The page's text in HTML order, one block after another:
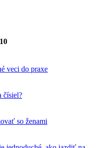
10
veci do praxe
čísiel?
so ženami